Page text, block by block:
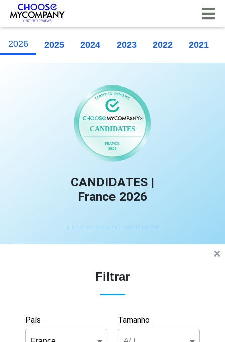
2026 2025 2024 2023 2022 2021
CANDIDATES |
France 2026
Filtrar
País Tamanho
Painel de Gerenciamento de Cookies